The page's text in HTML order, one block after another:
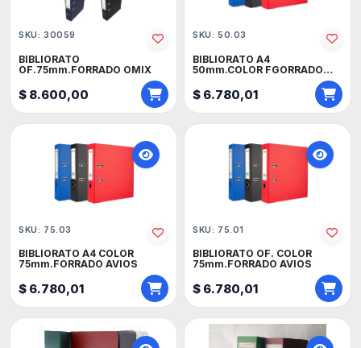
SKU: 30059
BIBLIORATO
OF.75mm.FORRADO OMIX
$ 8.600,00
SKU: 50.03
BIBLIORATO A4
50mm.COLOR FGORRADO
$ 6.780,01
SKU: 75.03
BIBLIORATO A4 COLOR
75mm.FORRADO AVIOS
$ 6.780,01
SKU: 75.01
BIBLIORATO OF. COLOR
75mm.FORRADO AVIOS
$ 6.780,01